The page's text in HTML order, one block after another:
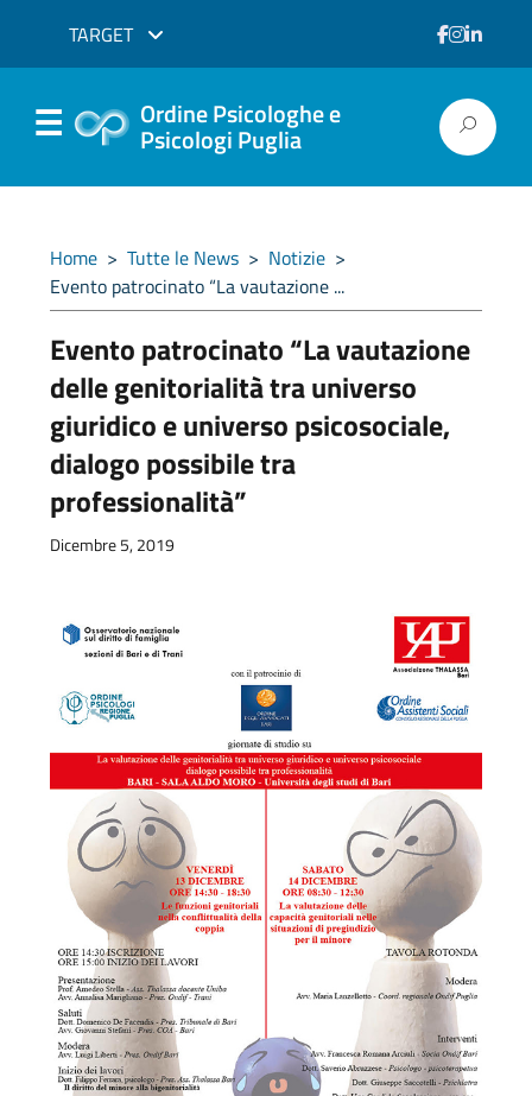
TARGET
Ordine Psicologhe e
Psicologi Puglia
Home > Tutte le News > Notizie >
Evento patrocinato “La vautazione ...
Evento patrocinato “La vautazione
delle genitorialità tra universo
giuridico e universo psicosociale,
dialogo possibile tra
professionalità”
Dicembre 5, 2019